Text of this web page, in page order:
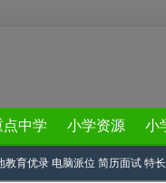
点中学 小学资源 小
教育优录 电脑派位 简历面试 特